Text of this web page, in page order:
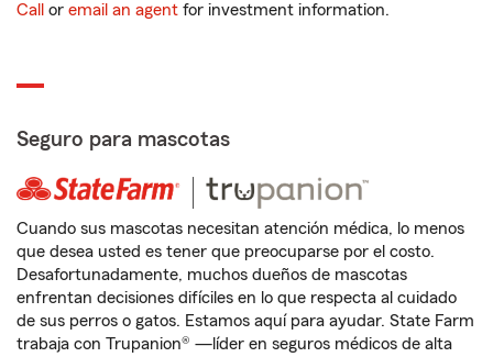
Call or email an agent for investment information.
Seguro para mascotas
Cuando sus mascotas necesitan atención médica, lo menos
que desea usted es tener que preocuparse por el costo.
Desafortunadamente, muchos dueños de mascotas
enfrentan decisiones difíciles en lo que respecta al cuidado
de sus perros o gatos. Estamos aquí para ayudar. State Farm
trabaja con Trupanion® —líder en seguros médicos de alta